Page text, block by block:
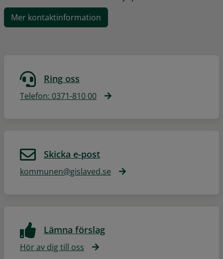
Mer kontaktinformation
Ring oss
Telefon: 0371-810 00
Skicka e-post
kommunen@gislaved.se
Lämna förslag
Hör av dig till oss